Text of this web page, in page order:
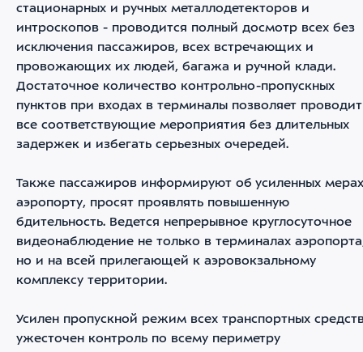
стационарных и ручных металлодетекторов и
интроскопов - проводится полный досмотр всех без
исключения пассажиров, всех встречающих и
провожающих их людей, багажа и ручной клади.
Достаточное количество контрольно-пропускных
пунктов при входах в терминалы позволяет
все соответствующие мероприятия без длительных
задержек и избегать серьезных очередей.
Также пассажиров информируют об усиленных
аэропорту, просят проявлять повышенную
бдительность. Ведется непрерывное круглосуточное
видеонаблюдение не только в терминалах
но и на всей прилегающей к аэровокзальному
комплексу территории.
Усилен пропускной режим всех транспортных
ужесточен контроль по всему периметру